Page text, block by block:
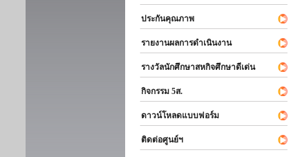
ประกันคุณภาพ
รายงานผลการดำเนินงาน
รางวัลนักศึกษาสหกิจศึกษาดีเด่น
กิจกรรม 5ส.
ดาวน์โหลดแบบฟอร์ม
ติดต่อศูนย์ฯ